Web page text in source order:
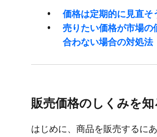
価格は​定期的に​見直そ
売りたい​価格が​市場の​
合わない​場合の​対処法
販売価格の​しくみを​知
はじめに、​商品を​販売するに​